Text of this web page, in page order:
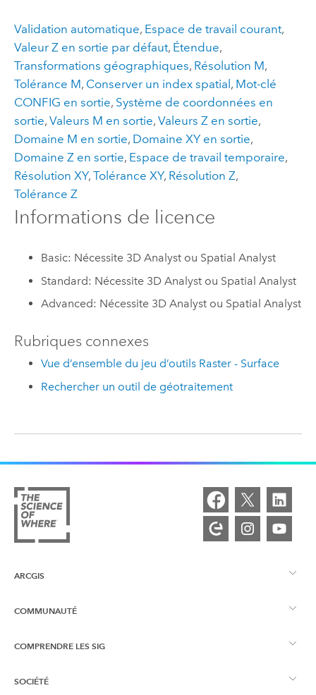
Validation automatique, Espace de travail courant,
Valeur Z en sortie par défaut, Étendue,
Transformations géographiques, Résolution M,
Tolérance M, Conserver un index spatial, Mot-clé
CONFIG en sortie, Système de coordonnées en
sortie, Valeurs M en sortie, Valeurs Z en sortie,
Domaine M en sortie, Domaine XY en sortie,
Domaine Z en sortie, Espace de travail temporaire,
Résolution XY, Tolérance XY, Résolution Z,
Tolérance Z
Informations de licence
Basic: Nécessite 3D Analyst ou Spatial Analyst
Standard: Nécessite 3D Analyst ou Spatial Analyst
Advanced: Nécessite 3D Analyst ou Spatial Analyst
Rubriques connexes
Vue d’ensemble du jeu d’outils Raster - Surface
Rechercher un outil de géotraitement
ARCGIS
Vue d’ensemble d’ArcGIS
COMMUNAUTÉ
Esri Community
COMPRENDRE LES SIG
Qu’est-ce qu’un SIG ?
SOCIÉTÉ